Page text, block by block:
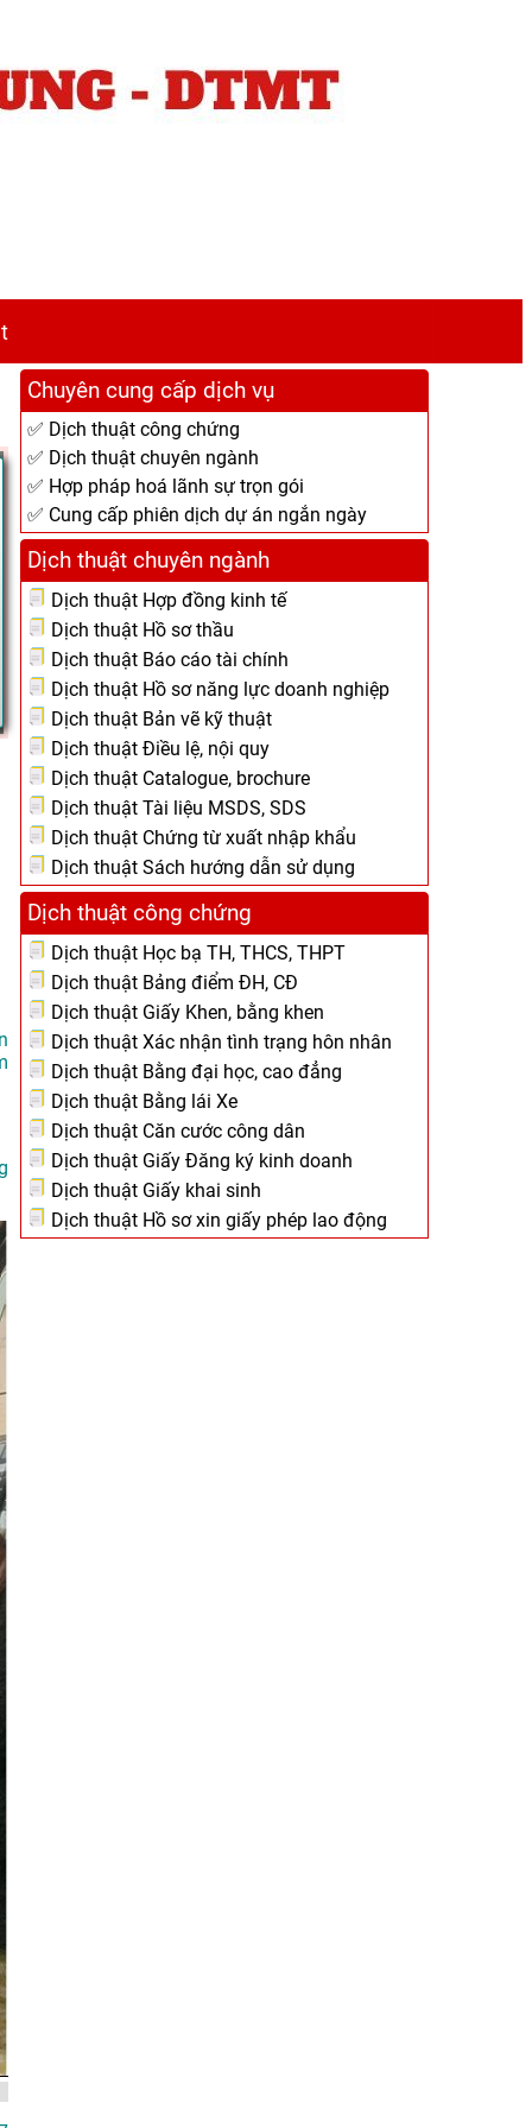
Chuyên cung cấp dịch vụ
✅ Dịch thuật công chứng
✅ Dịch thuật chuyên ngành
✅ Hợp pháp hoá lãnh sự trọn gói
✅ Cung cấp phiên dịch dự án ngắn ngày
Dịch thuật chuyên ngành
Dịch thuật Hợp đồng kinh tế
Dịch thuật Hồ sơ thầu
Dịch thuật Báo cáo tài chính
Dịch thuật Hồ sơ năng lực doanh nghiệp
Dịch thuật Bản vẽ kỹ thuật
Dịch thuật Điều lệ, nội quy
Dịch thuật Catalogue, brochure
Dịch thuật Tài liệu MSDS, SDS
Dịch thuật Chứng từ xuất nhập khẩu
Dịch thuật Sách hướng dẫn sử dụng
Dịch thuật công chứng
Dịch thuật Học bạ TH, THCS, THPT
Dịch thuật Bảng điểm ĐH, CĐ
Dịch thuật Giấy Khen, bằng khen
Dịch thuật Xác nhận tình trạng hôn nhân
Dịch thuật Bằng đại học, cao đẳng
Dịch thuật Bằng lái Xe
Dịch thuật Căn cước công dân
Dịch thuật Giấy Đăng ký kinh doanh
Dịch thuật Giấy khai sinh
Dịch thuật Hồ sơ xin giấy phép lao động